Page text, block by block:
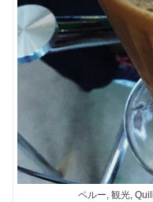
ペルー, 観光,